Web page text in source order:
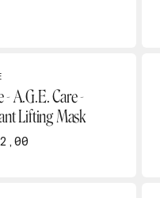
- A.G.E. Care -
Lifting Mask